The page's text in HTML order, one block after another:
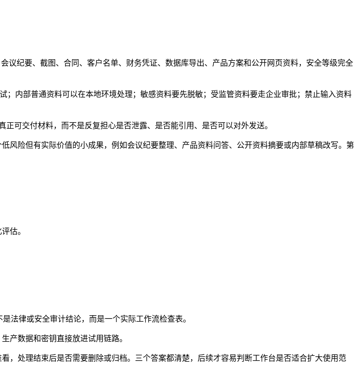
议纪要、截图、合同、客户名单、财务凭证、数据库导出、产品方案和公开网页资料，安全等级完全
；内部普通资料可以在本地环境处理；敏感资料要先脱敏；受监管资料要走企业审批；禁止输入资料
可交付材料，而不是反复担心是否泄露、是否能引用、是否可以对外发送。
风险但有实际价值的小成果，例如会议纪要整理、产品资料问答、公开资料摘要或内部草稿改写。第
估。
法律或安全审计结论，而是一个实际工作流检查表。
产数据和密钥直接放进试用链路。
，处理结束后是否需要删除或归档。三个答案都清楚，后续才容易判断工作台是否适合扩大使用范